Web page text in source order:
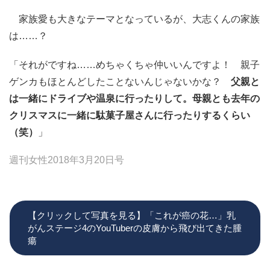
家族愛も大きなテーマとなっているが、大志くんの家族
は……？
「それがですね……めちゃくちゃ仲いいんですよ！ 親子
ゲンカもほとんどしたことないんじゃないかな？ 父親と
は一緒にドライブや温泉に行ったりして。母親とも去年の
クリスマスに一緒に駄菓子屋さんに行ったりするくらい
（笑）
」
週刊女性2018年3月20日号
【クリックして写真を見る】「これが癌の花…」乳
がんステージ4のYouTuberの皮膚から飛び出てきた腫
瘍